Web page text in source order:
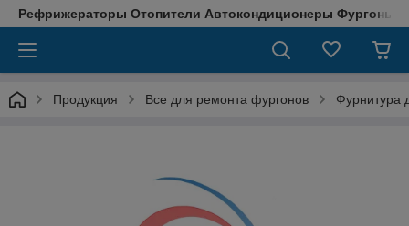
Рефрижераторы Отопители Автокондиционеры Фургоны
Продукция Все для ремонта фургонов Фурнитура